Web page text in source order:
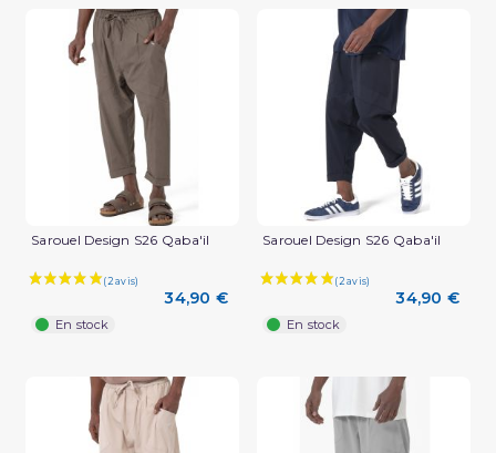
Sarouel Design S26 Qaba'il
34,90 €
En stock
Sarouel Design S26 Qaba'il
34,90 €
En stock